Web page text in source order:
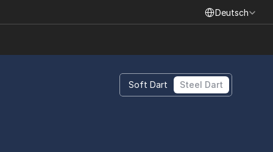
Deutsch
Soft Dart Steel Dart